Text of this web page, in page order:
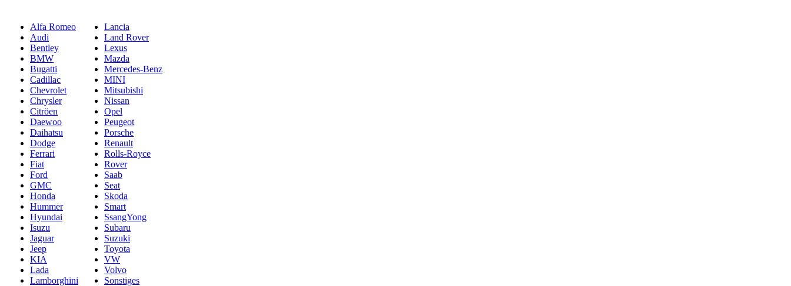
Alfa Romeo
Audi
Bentley
BMW
Bugatti
Cadillac
Chevrolet
Chrysler
Citröen
Daewoo
Daihatsu
Dodge
Ferrari
Fiat
Ford
GMC
Honda
Hummer
Hyundai
Isuzu
Jaguar
Jeep
KIA
Lada
Lamborghini
Lancia
Land Rover
Lexus
Mazda
Mercedes-Benz
MINI
Mitsubishi
Nissan
Opel
Peugeot
Porsche
Renault
Rolls-Royce
Rover
Saab
Seat
Skoda
Smart
SsangYong
Subaru
Suzuki
Toyota
VW
Volvo
Sonstiges